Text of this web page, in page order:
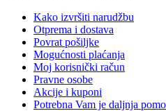
Kako izvršiti narudžbu
Otprema i dostava
Povrat pošiljke
Mogućnosti plaćanja
Moj korisnički račun
Pravne osobe
Akcije i kuponi
Potrebna Vam je daljnja